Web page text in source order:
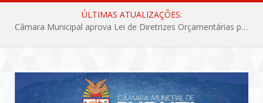
ÚLTIMAS ATUALIZAÇÕES:
Câmara Municipal aprova Lei de Diretrizes Orçamentárias para o exercício financeiro de 2027